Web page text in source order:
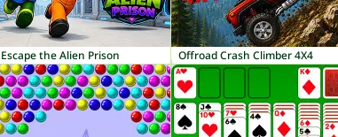
Escape the Alien Prison Offroad Crash Climber 4X4